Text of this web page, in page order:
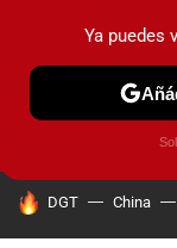
PRUEBAS
HOY SE HABLA DE
DGT China
Ya puedes